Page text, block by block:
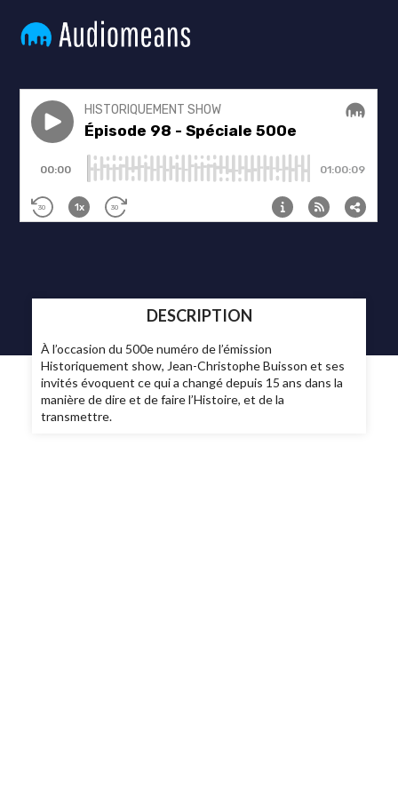
DESCRIPTION
À l’occasion du 500e numéro de l’émission
Historiquement show, Jean-Christophe Buisson et ses
invités évoquent ce qui a changé depuis 15 ans dans la
manière de dire et de faire l’Histoire, et de la
transmettre.